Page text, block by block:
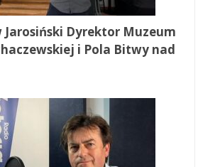
Jarosiński Dyrektor Muzeum
i Pola Bitwy nad